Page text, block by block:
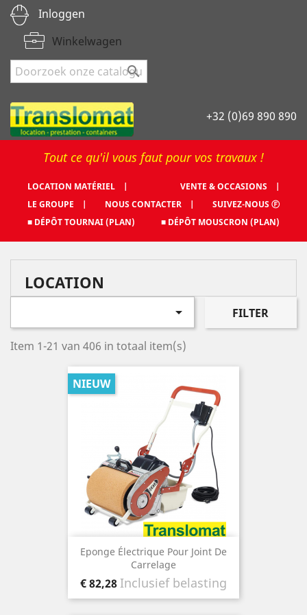
Inloggen
Winkelwagen

+32 (0)69 890 890
Tout ce qu'il vous faut pour vos travaux !
LOCATION MATÉRIEL |
VENTE & OCCASIONS |
LE GROUPE |
NOUS CONTACTER |
SUIVEZ-NOUS Ⓕ
■ DÉPÔT TOURNAI (PLAN)
■ DÉPÔT MOUSCRON (PLAN)
LOCATION
 FILTER
Item 1-21 van 406 in totaal item(s)
Eponge Électrique Pour Joint De
Carrelage
Prijs
€ 82,28 Inclusief belasting
NIEUW